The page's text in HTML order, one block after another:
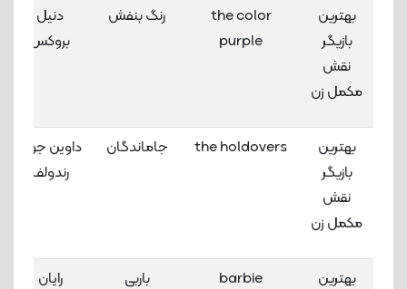
بهترین
بازیگر
نقش
مکمل زن
the color
purple
رنگ بنفش
دنیل
بروکس
بهترین
بازیگر
نقش
مکمل زن
the holdovers جاماندگان
داوین جوی
رندولف
بهترین
barbie باربی
رایان